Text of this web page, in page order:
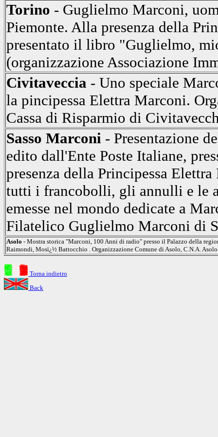
Torino - Guglielmo Marconi,
Piemonte. Alla presenza della
presentato il libro "Guglielmo,
(organizzazione Associazione
Civitaveccia - Uno speciale
la pincipessa Elettra Marconi.
Cassa di Risparmio di
Sasso Marconi - Presentazione
edito dall'Ente Poste Italiane,
presenza della Principessa
tutti i francobolli, gli annulli e le
emesse nel mondo dedicate a
Filatelico Guglielmo Marconi di
Asolo - Mostra storica "Marconi, 100 Anni di radio" presso il Palazzo della
Raimondi, Mosï¿½ Battocchio . Organizzazione Comune di Asolo, C.N.A.
Torna indietro
Back